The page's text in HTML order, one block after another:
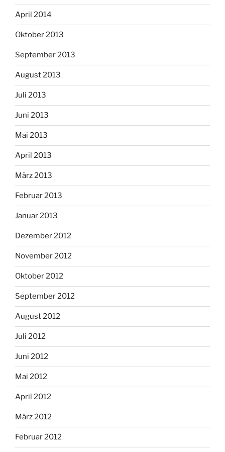
April 2014
Oktober 2013
September 2013
August 2013
Juli 2013
Juni 2013
Mai 2013
April 2013
März 2013
Februar 2013
Januar 2013
Dezember 2012
November 2012
Oktober 2012
September 2012
August 2012
Juli 2012
Juni 2012
Mai 2012
April 2012
März 2012
Februar 2012